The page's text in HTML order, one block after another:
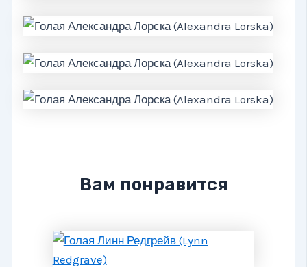
Вам понравится